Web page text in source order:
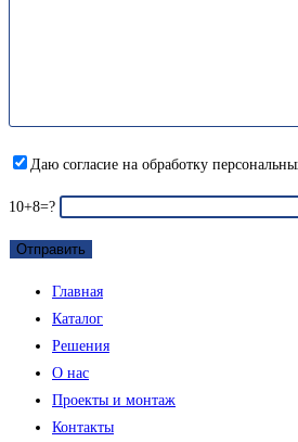
Даю согласие на обработку
10+8=?
Меню
Главная
Каталог
Решения
О нас
Проекты и монтаж
Контакты